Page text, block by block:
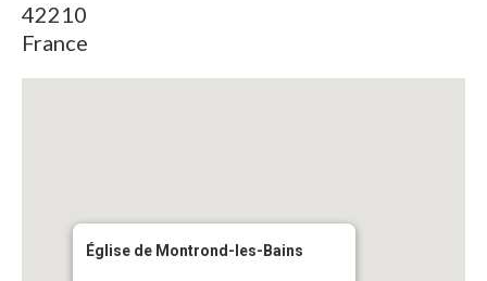
42210
France
Église de Montrond-les-Bains